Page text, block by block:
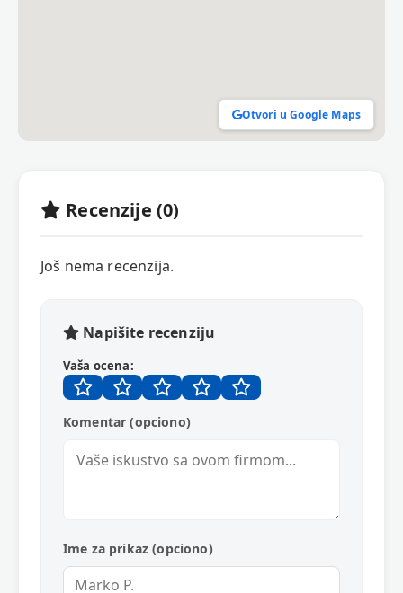
Otvori u Google Maps
Recenzije (0)
Još nema recenzija.
Napišite recenziju
Vaša ocena:
Komentar (opciono)
Ime za prikaz (opciono)